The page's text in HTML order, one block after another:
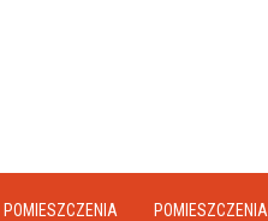
POMIESZCZENIA POMIESZCZENIA